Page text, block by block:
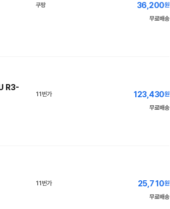
쿠팡 36,200원
무료배송
R3-
11번가 123,430원
무료배송
11번가 25,710원
무료배송